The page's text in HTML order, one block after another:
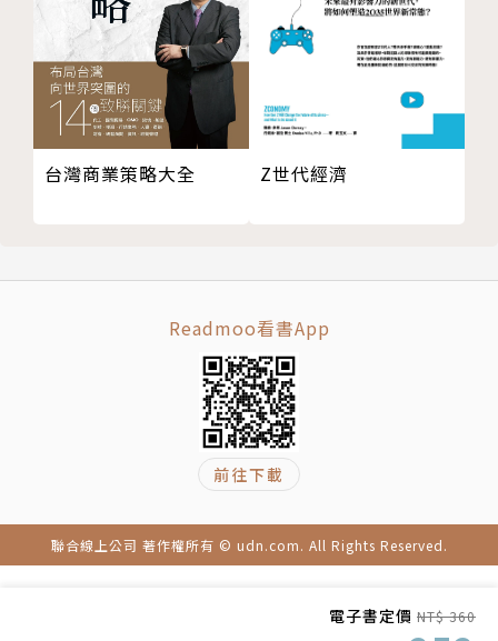
電子書定價 NT$ 360
略長。2011年AXA與AMP集團合併，艾貝仍出任ipac
總裁與AMP集團顧問。艾貝亦為澳洲金融服務業協會
（Financial Services Institute of Australia, FINSI
A）資深會員。
安德魯．福特（Andrew Ford）
問公司長達七年，目前主管安睿理財規劃顧問公司行銷
旗銀行等大型跨國企業，累積了珍貴的管理實務經驗。
台灣商業策略大全 Z世代經濟
Readmoo看書App
前往下載
聯合線上公司 著作權所有 © udn.com. All Rights Reserved.